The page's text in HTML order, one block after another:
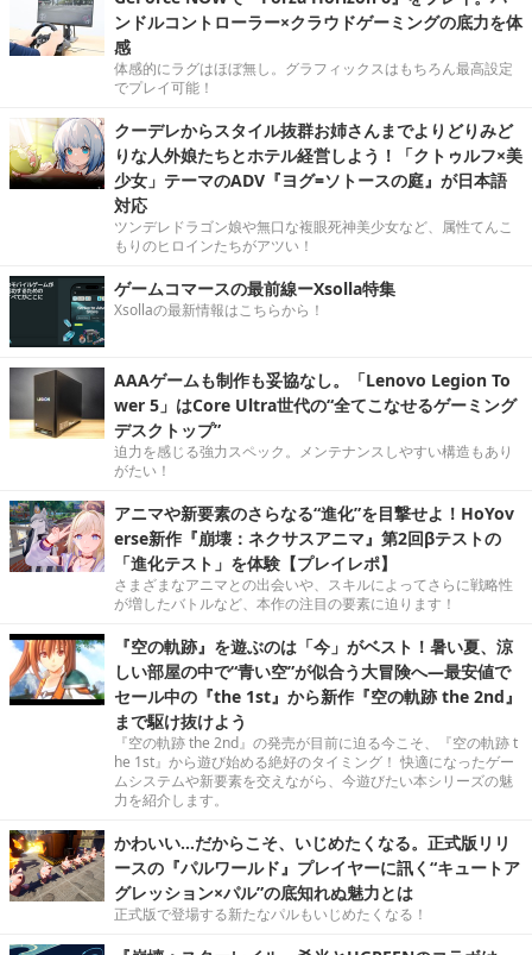
ンドルコントローラー×クラウドゲーミングの底力を体
感
体感的にラグはほぼ無し。グラフィックスはもちろん最高設定
でプレイ可能！
クーデレからスタイル抜群お姉さんまでよりどりみど
りな人外娘たちとホテル経営しよう！「クトゥルフ×美
少女」テーマのADV『ヨグ=ソトースの庭』が日本語
対応
ツンデレドラゴン娘や無口な複眼死神美少女など、属性てんこ
もりのヒロインたちがアツい！
ゲームコマースの最前線ーXsolla特集
Xsollaの最新情報はこちらから！
AAAゲームも制作も妥協なし。「Lenovo Legion To
wer 5」はCore Ultra世代の“全てこなせるゲーミング
デスクトップ”
迫力を感じる強力スペック。メンテナンスしやすい構造もあり
がたい！
アニマや新要素のさらなる“進化”を目撃せよ！HoYov
erse新作『崩壊：ネクサスアニマ』第2回βテストの
「進化テスト」を体験【プレイレポ】
さまざまなアニマとの出会いや、スキルによってさらに戦略性
が増したバトルなど、本作の注目の要素に迫ります！
『空の軌跡』を遊ぶのは「今」がベスト！暑い夏、涼
しい部屋の中で“青い空”が似合う大冒険へ―最安値で
セール中の『the 1st』から新作『空の軌跡 the 2nd』
まで駆け抜けよう
『空の軌跡 the 2nd』の発売が目前に迫る今こそ、『空の軌跡 t
he 1st』から遊び始める絶好のタイミング！ 快適になったゲー
ムシステムや新要素を交えながら、今遊びたい本シリーズの魅
力を紹介します。
かわいい…だからこそ、いじめたくなる。正式版リリ
ースの『パルワールド』プレイヤーに訊く“キュートア
グレッション×パル”の底知れぬ魅力とは
正式版で登場する新たなパルもいじめたくなる！